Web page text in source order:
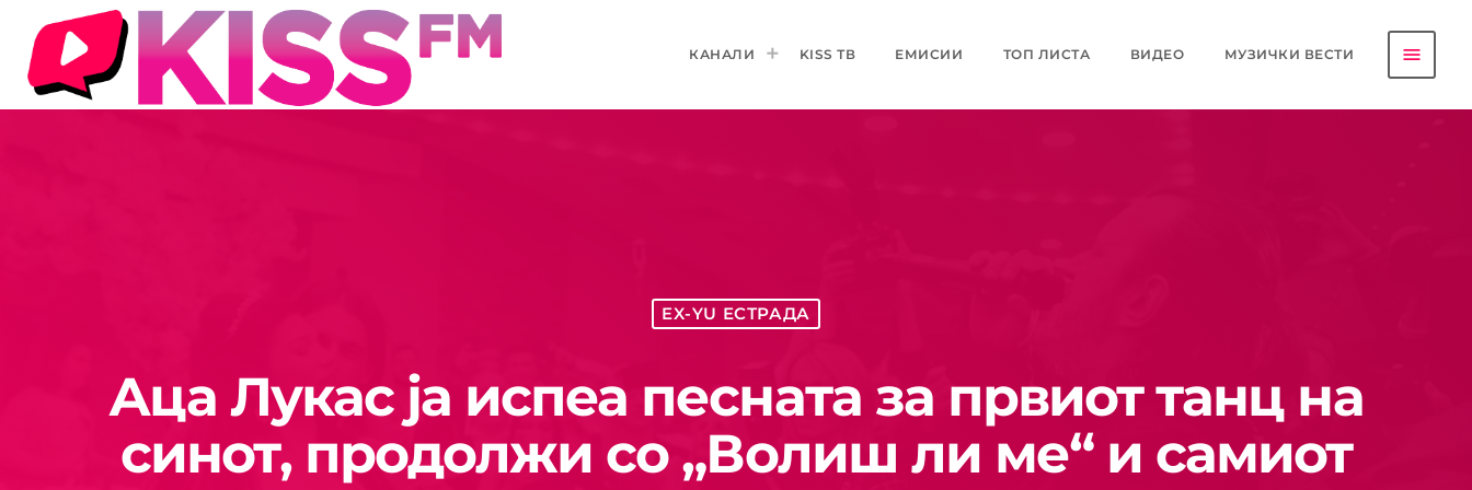
КАНАЛИ KISS ТВ ЕМИСИИ ТОП ЛИСТА ВИДЕО МУЗИЧКИ ВЕСТИ menu
EX-YU ЕСТРАДА
Аца Лукас ја испеа песната за првиот танц на
синот, продолжи со „Волиш ли ме“ и самиот